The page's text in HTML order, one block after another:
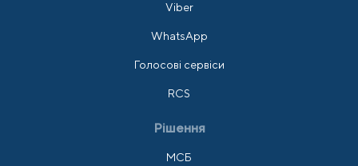
Viber
WhatsApp
Голосові сервіси
RCS
Рішення
МСБ